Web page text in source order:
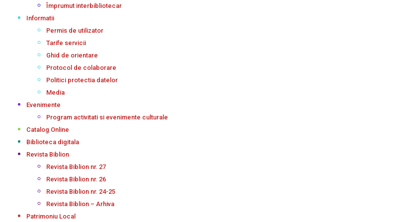
Împrumut interbibliotecar
Informatii
Permis de utilizator
Tarife servicii
Ghid de orientare
Protocol de colaborare
Politici protectia datelor
Media
Evenimente
Program activitati si evenimente culturale
Catalog Online
Biblioteca digitala
Revista Biblion
Revista Biblion nr. 27
Revista Biblion nr. 26
Revista Biblion nr. 24-25
Revista Biblion – Arhiva
Patrimoniu Local